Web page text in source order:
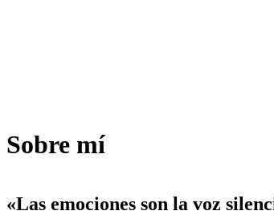
Sobre mí
«Las emociones son la voz